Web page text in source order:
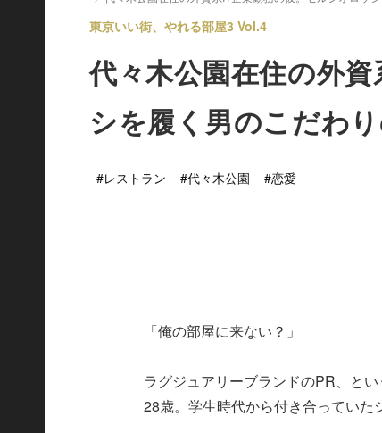
東京いい街、やれる部屋3 Vol.4
代々木公園在住の外
シを履く男のこだわ
#レストラン #代々木公園 #恋愛
「俺の部屋に来ない？」
ラグジュアリーブランドのPR、と
28歳。学生時代から付き合っていた